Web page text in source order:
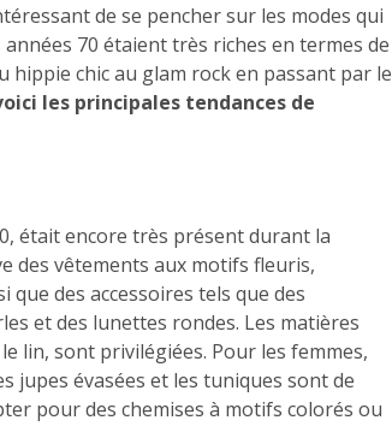
de se pencher sur les modes qui
70 étaient très riches en termes de
hippie chic au glam rock en passant par le
les principales tendances de
était encore très présent durant la
des vêtements aux motifs fleuris,
que des accessoires tels que des
et des lunettes rondes. Les matières
lin, sont privilégiées. Pour les femmes,
jupes évasées et les tuniques sont de
pour des chemises à motifs colorés ou